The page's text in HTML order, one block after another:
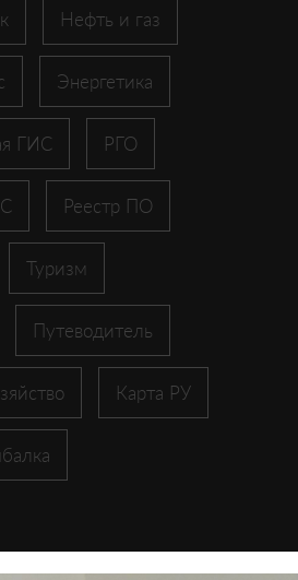
Нефть и газ
Энергетика
ГИС РГО
Реестр ПО
Туризм
Путеводитель
Карта РУ